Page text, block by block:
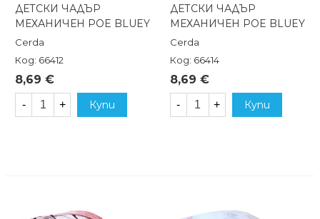
ДЕТСКИ ЧАДЪР
МЕХАНИЧЕН POE BLUEY
Cerda
Код: 66412
8,69 €
- + Купи
ДЕТСКИ ЧАДЪР
МЕХАНИЧЕН POE BLUEY
Cerda
Код: 66414
8,69 €
- + Купи